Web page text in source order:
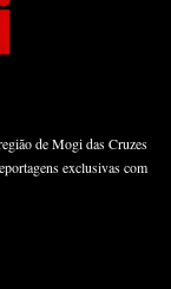
de Mogi das Cruzes
exclusivas com